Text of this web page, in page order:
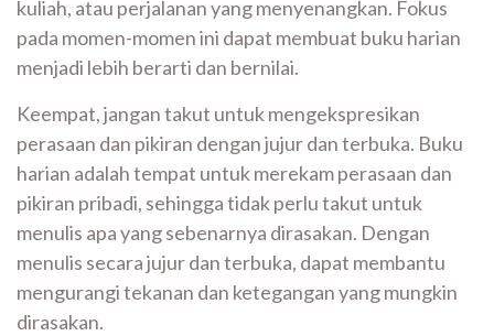
kuliah, atau perjalanan yang menyenangkan. Fokus
pada momen-momen ini dapat membuat buku harian
menjadi lebih berarti dan bernilai.
Keempat, jangan takut untuk mengekspresikan
perasaan dan pikiran dengan jujur dan terbuka. Buku
harian adalah tempat untuk merekam perasaan dan
pikiran pribadi, sehingga tidak perlu takut untuk
menulis apa yang sebenarnya dirasakan. Dengan
menulis secara jujur dan terbuka, dapat membantu
mengurangi tekanan dan ketegangan yang mungkin
dirasakan.